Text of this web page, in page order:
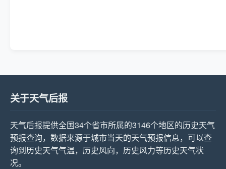
关于天气后报
天气后报提供全国34个省市所属的3146个地区的历史天气
预报查询，数据来源于城市当天的天气预报信息，可以查
询到历史天气气温，历史风向，历史风力等历史天气状
况。